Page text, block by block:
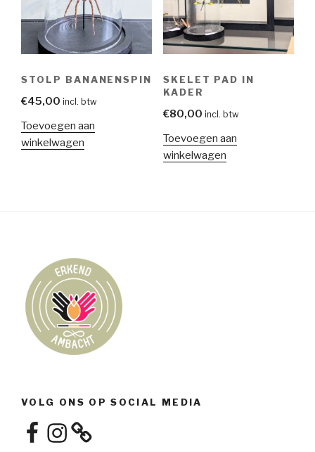
STOLP BANANENSPIN
€45,00 incl. btw
Toevoegen aan
winkelwagen
SKELET PAD IN
KADER
€80,00 incl. btw
Toevoegen aan
winkelwagen
VOLG ONS OP SOCIAL MEDIA
FacebookInstagram